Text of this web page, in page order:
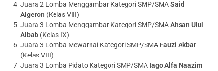
Juara 2 Lomba Menggambar Kategori SMP/SMASaid
Algeron (Kelas VIII)
Juara 3 Lomba Menggambar Kategori SMP/SMAAhsan Ulul
Albab (Kelas IX)
Juara 3 Lomba Mewarnai Kategori SMP/SMA Fauzi Akbar
(Kelas VIII)
Juara 3 Lomba Pidato Kategori SMP/SMA Iago Alfa Naazim